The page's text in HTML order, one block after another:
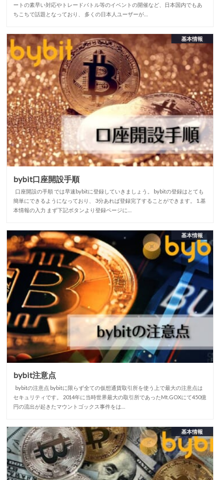
ートの素早い対応やトレードバトル等のイベントの開催など、日本国内でもあ
ちこちで話題となっており、 多くの日本人ユーザーが…
基本情報
bybit口座開設手順
口座開設の手順 では早速bybitに登録していきましょう。 bybitの登録はとても
簡単にできるようになっており、 3分あれば登録完了することができます。 1.基
本情報の入力 まず下記ボタンより登録ページに…
基本情報
bybit注意点
bybitの注意点 bybitに限らず全ての仮想通貨取引所を使う上で最大の注意点は
セキュリティです。 2014年に当時世界最大の取引所であったMt.GOXにて450億
円の流出が起きたマウントゴックス事件をは…
基本情報